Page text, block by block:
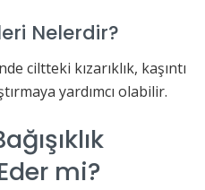
Nelerdir?
ciltteki kızarıklık, kaşıntı
yardımcı olabilir.
mi?